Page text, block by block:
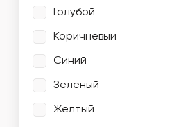
Голубой
Коричневый
Синий
Зеленый
Желтый